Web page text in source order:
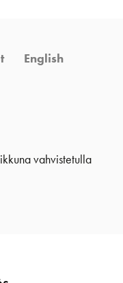
English
vahvistetulla